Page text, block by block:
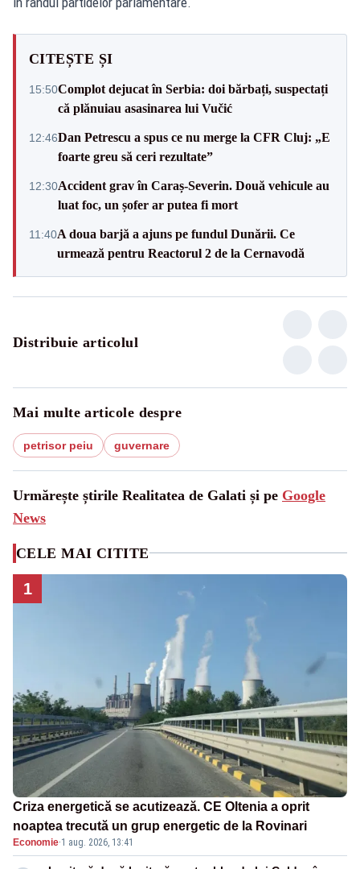
CITEȘTE ȘI
15:50Complot dejucat în Serbia: doi bărbați, suspectați
că plănuiau asasinarea lui Vučić
12:46Dan Petrescu a spus ce nu merge la CFR Cluj: „E
foarte greu să ceri rezultate”
12:30Accident grav în Caraș-Severin. Două vehicule au
luat foc, un șofer ar putea fi mort
11:40A doua barjă a ajuns pe fundul Dunării. Ce
urmează pentru Reactorul 2 de la Cernavodă
Distribuie articolul
Mai multe articole despre
petrisor peiu guvernare
Urmărește știrile Realitatea de Galati și pe Google
News
CELE MAI CITITE
1
Criza energetică se acutizează. CE Oltenia a oprit
noaptea trecută un grup energetic de la Rovinari
Economie·1 aug. 2026, 13:41